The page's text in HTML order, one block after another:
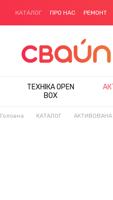
КАТАЛОГ ПРО НАС РЕМОНТ
ТЕХНІКА OPEN
BOX
Головна КАТАЛОГ АКТИВОВАНА